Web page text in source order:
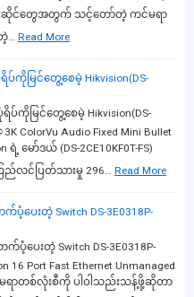
တိုးဆိုင်တွေအတွက် သင့်တော်တဲ့ ကင်မရာ
… Read More
ရိပ်ကိုမြင်တွေ့စေမဲ့ Hikvision(DS-
ရိပ်ကိုမြင်တွေ့စေမဲ့ Hikvision(DS-
ColorVu Audio Fixed Mini Bullet
ရဲ့ မော်ဒယ် (DS-2CE10KF0T-FS)
ည်လင်ပြတ်သားမှု 296… Read More
ပံ့ပေးတဲ့ Switch DS-3E0318P-
ပံ့ပေးတဲ့ Switch DS-3E0318P-
16 Port Fast Ethernet Unmanaged
မရာတစ်လုံးစီကို ပါဝါသည်းသန့်ဖို့ဆိုတာ